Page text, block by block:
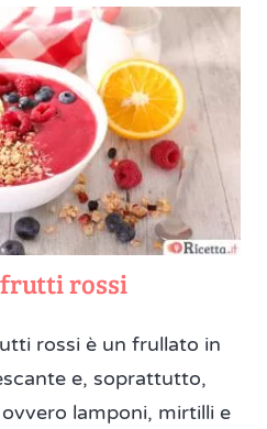
rossi
rossi è un frullato in
e, soprattutto,
lamponi, mirtilli e